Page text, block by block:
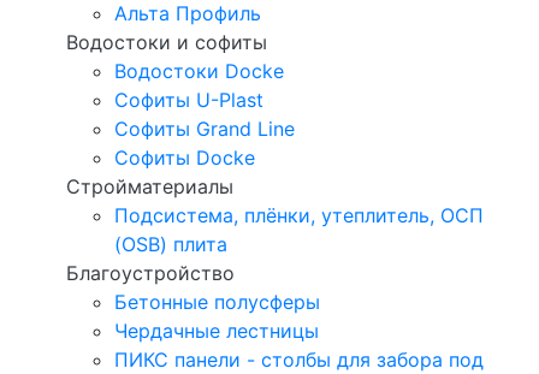
Альта Профиль
Водостоки и софиты
Водостоки Docke
Софиты U-Plast
Софиты Grand Line
Софиты Docke
Стройматериалы
Подсистема, плёнки, утеплитель, ОСП
(OSB) плита
Благоустройство
Бетонные полусферы
Чердачные лестницы
ПИКС панели - столбы для забора под